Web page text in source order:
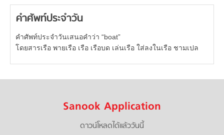
คำศัพท์ประจำวัน
คำศัพท์ประจำวันเสนอคำว่า “boat”
โดยสารเรือ พายเรือ เรือ เรือบด เล่นเรือ ใส่ลงในเรือ ชามเปล
Sanook Application
ดาวน์โหลดได้แล้ววันนี้